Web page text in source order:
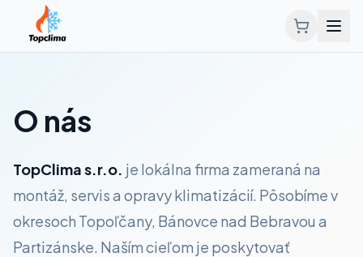
O nás
TopClima s.r.o. je lokálna firma zameraná na
montáž, servis a opravy klimatizácií. Pôsobíme v
okresoch Topoľčany, Bánovce nad Bebravou a
Partizánske. Naším cieľom je poskytovať